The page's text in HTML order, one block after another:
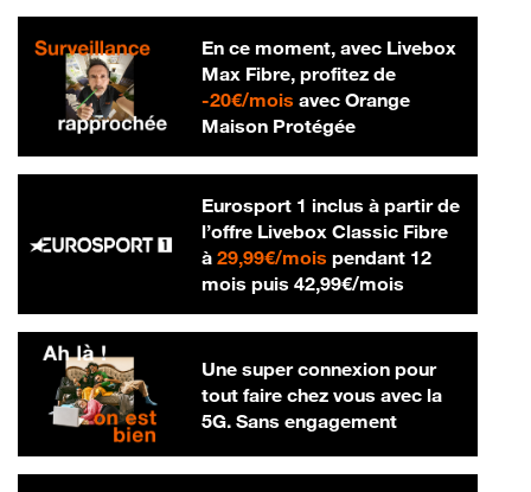
En ce moment, avec Livebox
Max Fibre, profitez de
-20€/mois20 € par mois
avec Orange
Maison Protégée
Eurosport 1 inclus à partir de
l’offre Livebox Classic Fibre
à 29,99€/mois29,99 € par mois
pendant 12
mois puis 42,99€/mois42,99 € par
Une super connexion pour
tout faire chez vous avec la
5G. Sans engagement